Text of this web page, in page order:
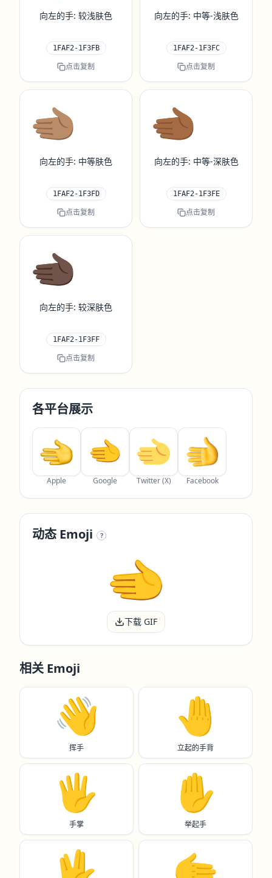
向左的手: 较浅肤色
1FAF2-1F3FB
点击复制
向左的手: 中等-浅肤色
1FAF2-1F3FC
点击复制
🫲🏽
向左的手: 中等肤色
1FAF2-1F3FD
点击复制
🫲🏾
向左的手: 中等-深肤色
1FAF2-1F3FE
点击复制
🫲🏿
向左的手: 较深肤色
1FAF2-1F3FF
点击复制
各平台展示
Apple Google Twitter (X) Facebook
动态 Emoji ?
下载 GIF
相关 Emoji
👋
挥手
🤚
立起的手背
🖐️
手掌
✋️
举起手
🖖 🫱